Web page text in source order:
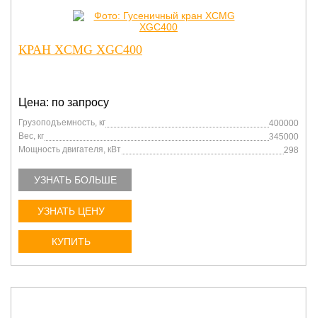
КРАН XCMG XGC400
Цена: по запросу
Грузоподъемность, кг
400000
Вес, кг
345000
Мощность двигателя, кВт
298
УЗНАТЬ БОЛЬШЕ
УЗНАТЬ ЦЕНУ
КУПИТЬ